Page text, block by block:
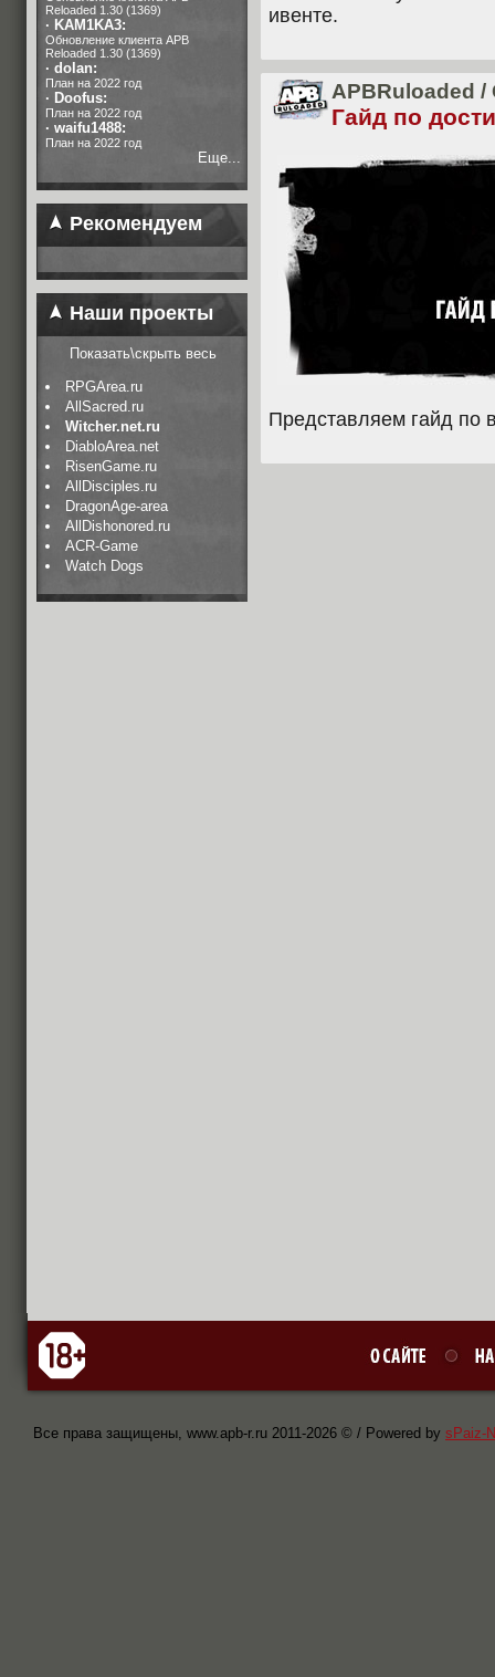
Reloaded 1.30 (1369)
· KAM1KA3:
Обновление клиента APB
Reloaded 1.30 (1369)
· dolan:
План на 2022 год
· Doofus:
План на 2022 год
· waifu1488:
План на 2022 год
Еще...
Рекомендуем
Наши проекты
Показать\скрыть весь
RPGArea.ru
AllSacred.ru
Witcher.net.ru
DiabloArea.net
RisenGame.ru
AllDisciples.ru
DragonAge-area
AllDishonored.ru
ACR-Game
Watch Dogs
ивенте.
APBRuloaded /
Гайд по
Представляем гайд по
Все права защищены, www.apb-r.ru 2011-2026 © / Powered by sPaiz-